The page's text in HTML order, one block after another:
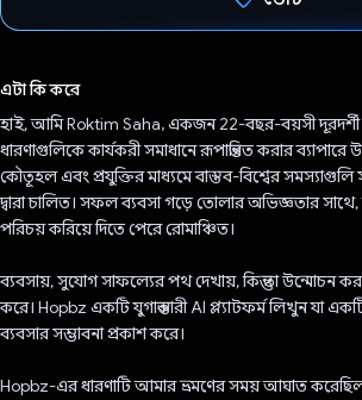
এটা কি করে
হাই, আমি Roktim Saha, একজন 22-বছর-বয়সী দূরদর্শী
ধারণাগুলিকে কার্যকরী সমাধানে রূপান্তরিত করার ব্যাপারে
কৌতূহল এবং প্রযুক্তির মাধ্যমে বাস্তব-বিশ্বের সমস্যাগুলি
দ্বারা চালিত। সফল ব্যবসা গড়ে তোলার অভিজ্ঞতার
পরিচয় করিয়ে দিতে পেরে রোমাঞ্চিত।
ব্যবসায়, সুযোগ সাফল্যের পথ দেখায়, কিন্তু তা উন্মোচন
করে। Hopbz একটি যুগান্তকারী AI প্ল্যাটফর্ম লিখুন যা
ব্যবসার সম্ভাবনা প্রকাশ করে।
Hopbz-এর ধারণাটি আমার ভ্রমণের সময় আঘাত